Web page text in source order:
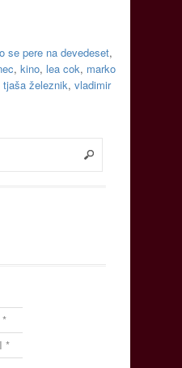
se pere na devedeset,
, kino, lea cok, marko
tjaša železnik, vladimir
*